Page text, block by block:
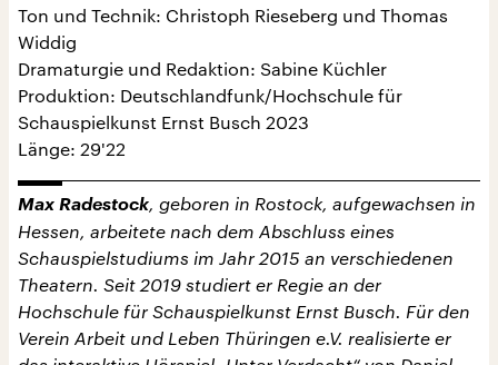
Ton und Technik: Christoph Rieseberg und Thomas
Widdig
Dramaturgie und Redaktion: Sabine Küchler
Produktion: Deutschlandfunk/Hochschule für
Schauspielkunst Ernst Busch 2023
Länge: 29'22
Max Radestock, geboren in Rostock, aufgewachsen in
Hessen, arbeitete nach dem Abschluss eines
Schauspielstudiums im Jahr 2015 an verschiedenen
Theatern. Seit 2019 studiert er Regie an der
Hochschule für Schauspielkunst Ernst Busch. Für den
Verein Arbeit und Leben Thüringen e.V. realisierte er